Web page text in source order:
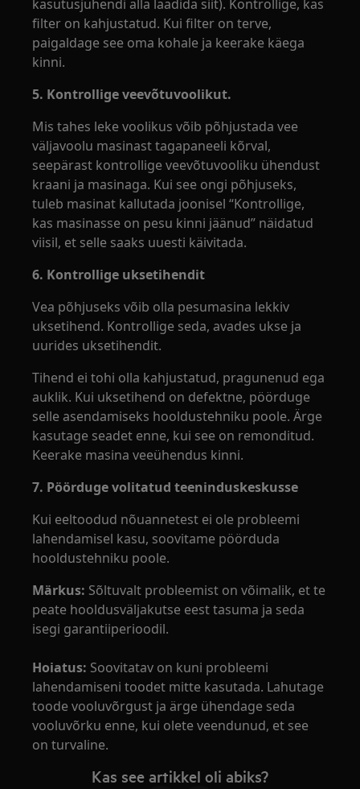
kasutusjuhendi alla laadida siit). Kontrollige, kas
filter on kahjustatud. Kui filter on terve,
paigaldage see oma kohale ja keerake käega
kinni.
5. Kontrollige veevõtuvoolikut.
Mis tahes leke voolikus võib põhjustada vee
väljavoolu masinast tagapaneeli kõrval,
seepärast kontrollige veevõtuvooliku ühendust
kraani ja masinaga. Kui see ongi põhjuseks,
tuleb masinat kallutada joonisel “Kontrollige,
kas masinasse on pesu kinni jäänud” näidatud
viisil, et selle saaks uuesti käivitada.
6. Kontrollige uksetihendit
Vea põhjuseks võib olla pesumasina lekkiv
uksetihend. Kontrollige seda, avades ukse ja
uurides uksetihendit.
Tihend ei tohi olla kahjustatud, pragunenud ega
auklik. Kui uksetihend on defektne, pöörduge
selle asendamiseks hooldustehniku poole. Ärge
kasutage seadet enne, kui see on remonditud.
Keerake masina veeühendus kinni.
7. Pöörduge volitatud teeninduskeskusse
Kui eeltoodud nõuannetest ei ole probleemi
lahendamisel kasu, soovitame pöörduda
hooldustehniku poole.
Märkus: Sõltuvalt probleemist on võimalik, et te
peate hooldusväljakutse eest tasuma ja seda
isegi garantiiperioodil.
Hoiatus: Soovitatav on kuni probleemi
lahendamiseni toodet mitte kasutada. Lahutage
toode vooluvõrgust ja ärge ühendage seda
vooluvõrku enne, kui olete veendunud, et see
on turvaline.
Kas see artikkel oli abiks?